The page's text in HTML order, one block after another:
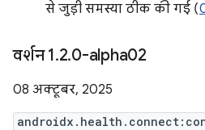
से जुड़ी समस्या ठीक की गई (
वर्शन 1.2.0-alpha02
08 अक्टूबर, 2025